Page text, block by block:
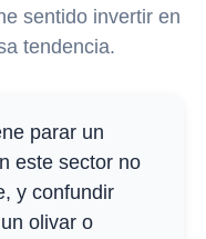
sentido invertir en
tendencia.
parar un
este sector no
y confundir
olivar o